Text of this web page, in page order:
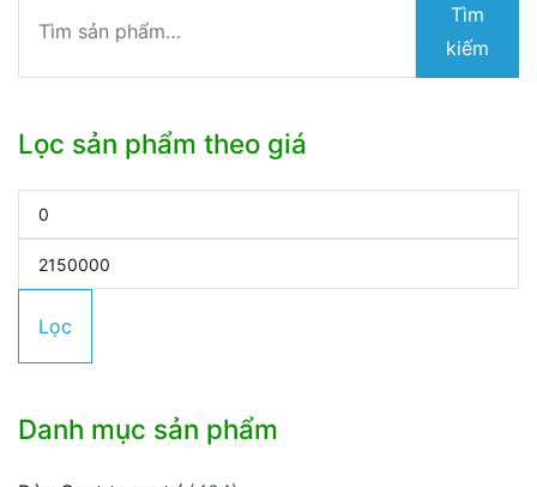
kiếm:
Tìm
kiếm
Lọc sản phẩm theo giá
Giá
thiểu
Giá
tối
Lọc
Danh mục sản phẩm